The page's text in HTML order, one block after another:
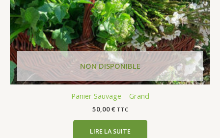
Panier Sauvage – Grand
50,00€ TTC
LIRE LA SUITE